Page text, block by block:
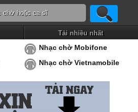
Tải nhiều nhất
Nhạc chờ Mobifone
Nhạc chờ Vietnamobile